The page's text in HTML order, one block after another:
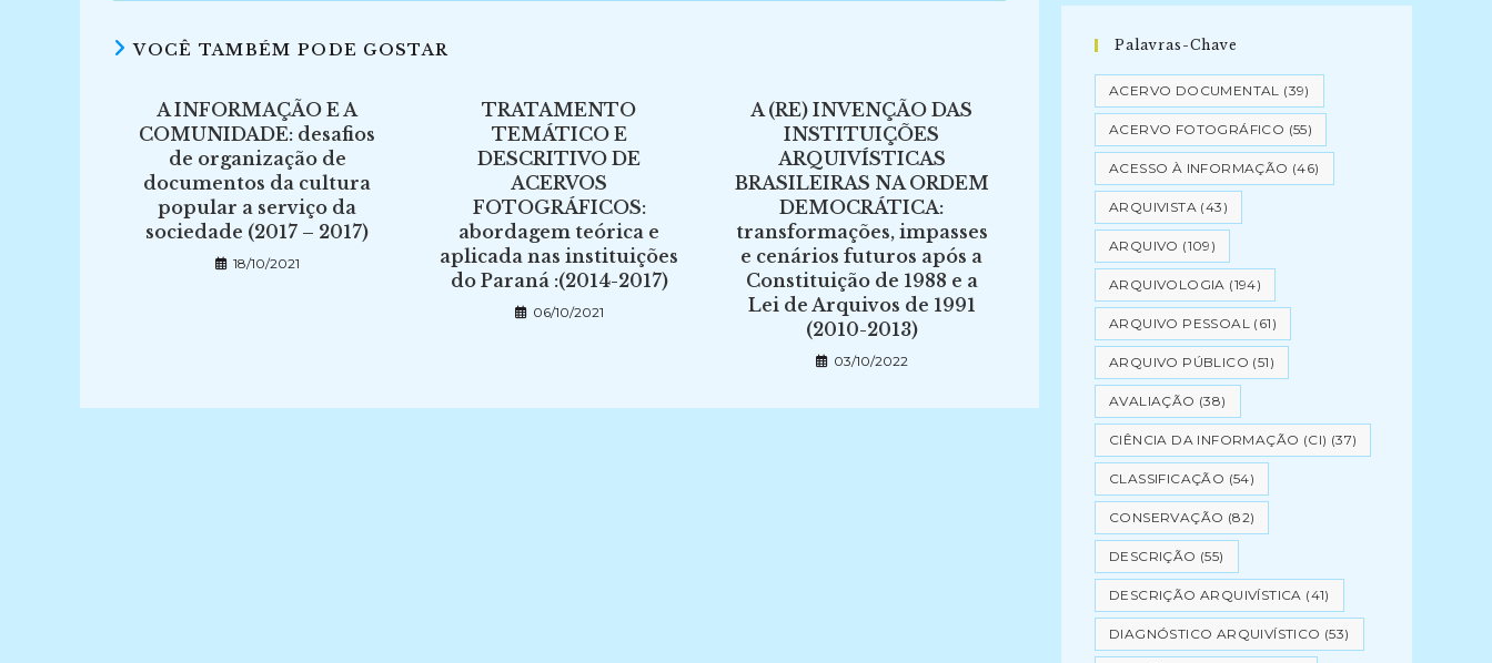
VOCÊ TAMBÉM PODE GOSTAR
A INFORMAÇÃO E A
COMUNIDADE: desafios
de organização de
documentos da cultura
popular a serviço da
sociedade (2017 – 2017)
18/10/2021
TRATAMENTO
TEMÁTICO E
DESCRITIVO DE
ACERVOS
FOTOGRÁFICOS:
abordagem teórica e
aplicada nas instituições
do Paraná :(2014-2017)
06/10/2021
A (RE) INVENÇÃO DAS
INSTITUIÇÕES
ARQUIVÍSTICAS
BRASILEIRAS NA ORDEM
DEMOCRÁTICA:
transformações, impasses
e cenários futuros após a
Constituição de 1988 e a
Lei de Arquivos de 1991
(2010-2013)
03/10/2022
Palavras-Chave
ACERVO DOCUMENTAL (39)
ACERVO FOTOGRÁFICO (55)
ACESSO À INFORMAÇÃO (46)
ARQUIVISTA (43)
ARQUIVO (109)
ARQUIVOLOGIA (194)
ARQUIVO PESSOAL (61)
ARQUIVO PÚBLICO (51)
AVALIAÇÃO (38)
CIÊNCIA DA INFORMAÇÃO (CI) (37)
CLASSIFICAÇÃO (54)
CONSERVAÇÃO (82)
DESCRIÇÃO (55)
DESCRIÇÃO ARQUIVÍSTICA (41)
DIAGNÓSTICO ARQUIVÍSTICO (53)